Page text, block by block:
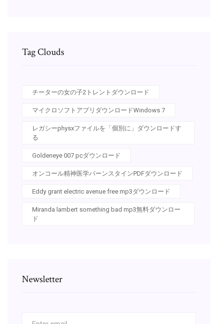
Tag Clouds
チーターの女の子2トレントダウンロード
マイクロソフトアプリダウンロードWindows 7
レガシーphysxファイルを「個別に」ダウンロードす
る
Goldeneye 007 pcダウンロード
オンコール精神医学バーンスタインPDFダウンロード
Eddy grant electric avenue free mp3ダウンロード
Miranda lambert something bad mp3無料ダウンロー
ド
Newsletter